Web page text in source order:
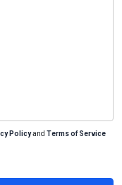
Policyand Terms of Service